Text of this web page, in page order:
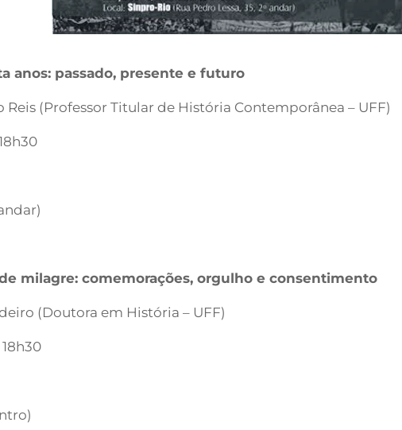
anos: passado, presente e futuro
Reis (Professor Titular de História Contemporânea – UFF)
milagre: comemorações, orgulho e consentimento
(Doutora em História – UFF)